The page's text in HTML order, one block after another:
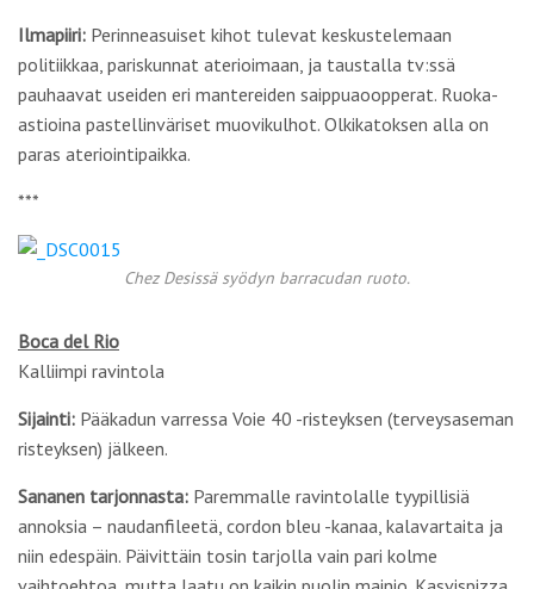
Ilmapiiri: Perinneasuiset kihot tulevat keskustelemaan
politiikkaa, pariskunnat aterioimaan, ja taustalla tv:ssä
pauhaavat useiden eri mantereiden saippuaoopperat. Ruoka-
astioina pastellinväriset muovikulhot. Olkikatoksen alla on
paras ateriointipaikka.
***
Chez Desissä syödyn barracudan ruoto.
Boca del Rio
Kalliimpi ravintola
Sijainti: Pääkadun varressa Voie 40 -risteyksen (terveysaseman
risteyksen) jälkeen.
Sananen tarjonnasta: Paremmalle ravintolalle tyypillisiä
annoksia – naudanfileetä, cordon bleu -kanaa, kalavartaita ja
niin edespäin. Päivittäin tosin tarjolla vain pari kolme